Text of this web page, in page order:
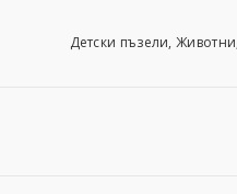
Детски пъзели,